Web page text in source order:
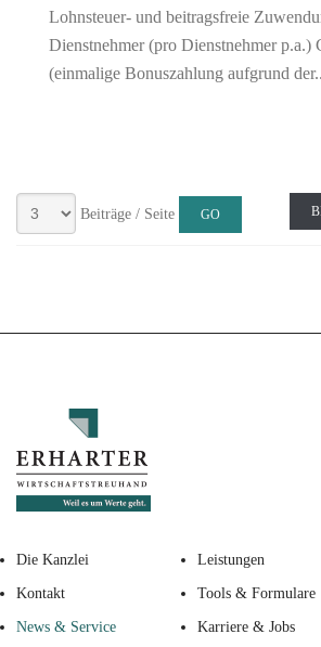
Lohnsteuer- und beitragsfreie
Dienstnehmer (pro Dienstnehmer p.a.)
(einmalige Bonuszahlung aufgrund
Beiträge / Seite
Die Kanzlei Leistungen
Kontakt Tools & Formulare
News & Service Karriere & Jobs